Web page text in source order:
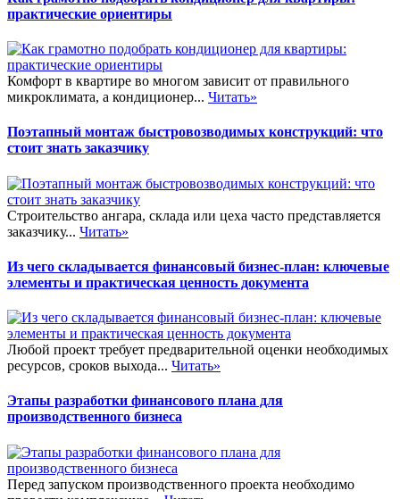
практические ориентиры
Комфорт в квартире во многом зависит от правильного
микроклимата, а кондиционер... Читать»
Поэтапный монтаж быстровозводимых конструкций: что
стоит знать заказчику
Строительство ангара, склада или цеха часто представляется
заказчику... Читать»
Из чего складывается финансовый бизнес-план: ключевые
элементы и практическая ценность документа
Любой проект требует предварительной оценки необходимых
ресурсов, сроков выхода... Читать»
Этапы разработки финансового плана для
производственного бизнеса
Перед запуском производственного проекта необходимо